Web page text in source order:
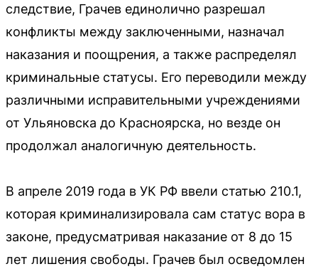
следствие, Грачев единолично разрешал
конфликты между заключенными, назначал
наказания и поощрения, а также распределял
криминальные статусы. Его переводили между
различными исправительными учреждениями
от Ульяновска до Красноярска, но везде он
продолжал аналогичную деятельность.
В апреле 2019 года в УК РФ ввели статью 210.1,
которая криминализировала сам статус вора в
законе, предусматривая наказание от 8 до 15
лет лишения свободы. Грачев был осведомлен